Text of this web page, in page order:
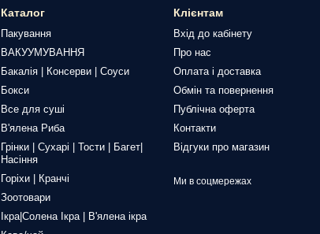
Каталог
Пакування
ВАКУУМУВАННЯ
Бакалія | Консерви | Соуси
Бокси
Все для суші
В'ялена Риба
Грінки | Сухарі | Тости | Багет|
Насіння
Горіхи | Кранчі
Зоотовари
Ікра|Солена Ікра | В'ялена ікра
Клієнтам
Вхід до кабінету
Про нас
Оплата і доставка
Обмін та повернення
Публічна оферта
Контакти
Відгуки про магазин
Ми в соцмережах